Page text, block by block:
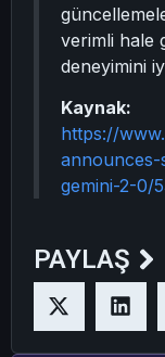
verimli hale
deneyimini
Kaynak:
https://
gemini-2-0/
PAYLAŞ